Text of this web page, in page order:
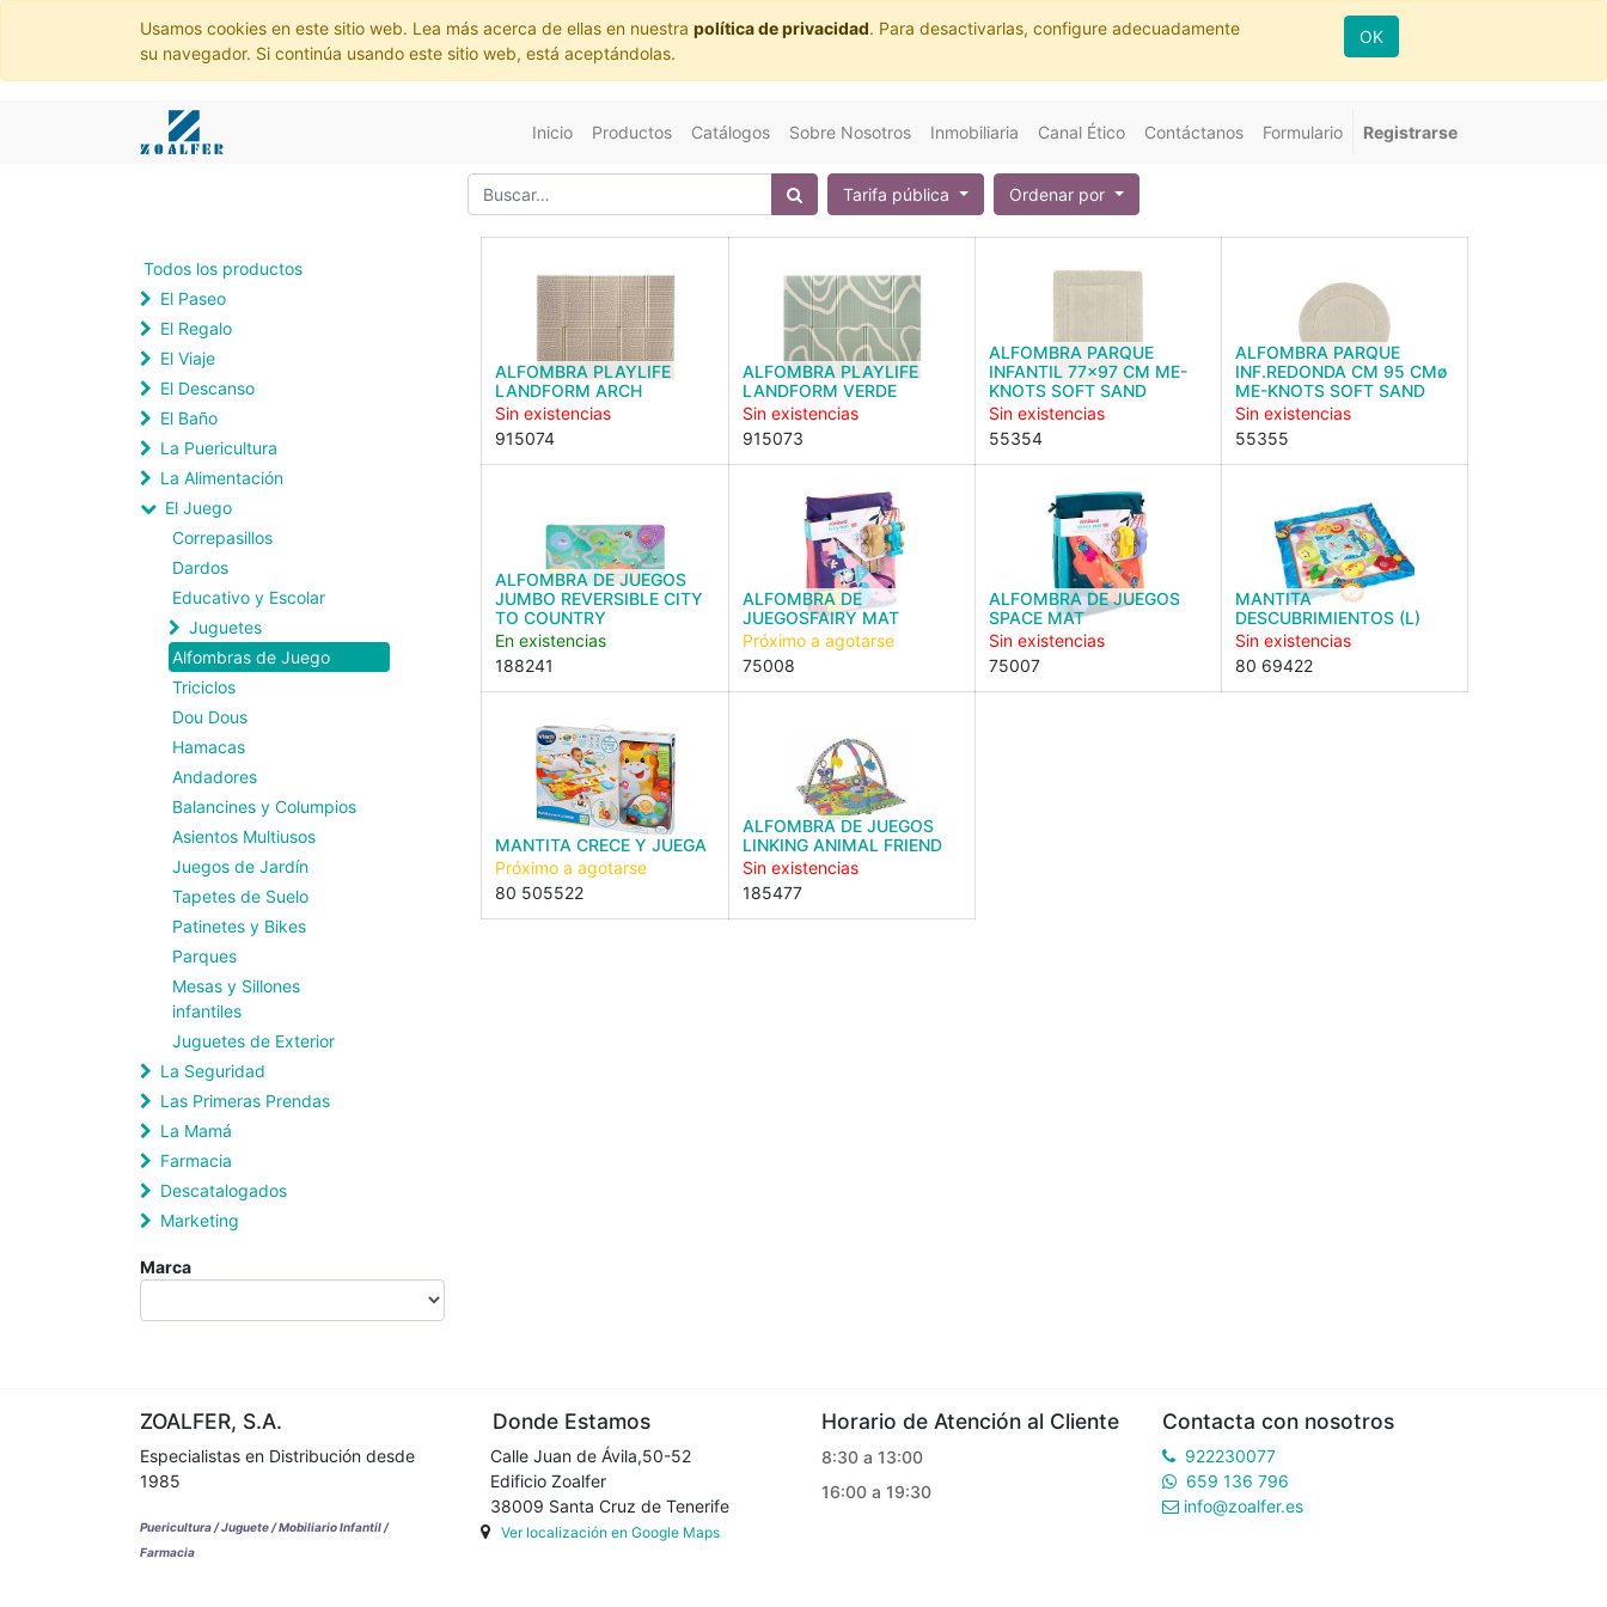
Usamos cookies en este sitio web. Lea más acerca de ellas en nuestra política de privacidad. Para desactivarlas, configure adecuadamente
su navegador. Si continúa usando este sitio web, está aceptándolas.
OK
Inicio Productos Catálogos Sobre Nosotros Inmobiliaria Canal Ético Contáctanos Formulario Registrarse
Tarifa pública Ordenar por
Todos los productos
El Paseo
El Regalo
El Viaje
El Descanso
El Baño
La Puericultura
La Alimentación
El Juego
Correpasillos
Dardos
Educativo y Escolar
Juguetes
Alfombras de Juego
Triciclos
Dou Dous
Hamacas
Andadores
Balancines y Columpios
Asientos Multiusos
Juegos de Jardín
Tapetes de Suelo
Patinetes y Bikes
Parques
Mesas y Sillones
infantiles
Juguetes de Exterior
La Seguridad
Las Primeras Prendas
La Mamá
Farmacia
Descatalogados
Marketing
Marca
ALFOMBRA PLAYLIFE
LANDFORM ARCH
Sin existencias
915074
ALFOMBRA PLAYLIFE
LANDFORM VERDE
Sin existencias
915073
ALFOMBRA PARQUE
INFANTIL 77x97 CM ME-
KNOTS SOFT SAND
Sin existencias
55354
ALFOMBRA PARQUE
INF.REDONDA CM 95 CMø
ME-KNOTS SOFT SAND
Sin existencias
55355
ALFOMBRA DE JUEGOS
JUMBO REVERSIBLE CITY
TO COUNTRY
En existencias
188241
ALFOMBRA DE
JUEGOSFAIRY MAT
Próximo a agotarse
75008
ALFOMBRA DE JUEGOS
SPACE MAT
Sin existencias
75007
MANTITA
DESCUBRIMIENTOS (L)
Sin existencias
80 69422
MANTITA CRECE Y JUEGA
Próximo a agotarse
80 505522
ALFOMBRA DE JUEGOS
LINKING ANIMAL FRIEND
Sin existencias
185477
ZOALFER, S.A.
Especialistas en Distribución desde
1985
Puericultura / Juguete / Mobiliario Infantil /
Farmacia
Donde Estamos
Calle Juan de Ávila,50-52
Edificio Zoalfer
38009 Santa Cruz de Tenerife
Ver localización en Google Maps
Horario de Atención al Cliente
8:30 a 13:00
16:00 a 19:30
Contacta con nosotros
922230077
659 136 796
info@zoalfer.es